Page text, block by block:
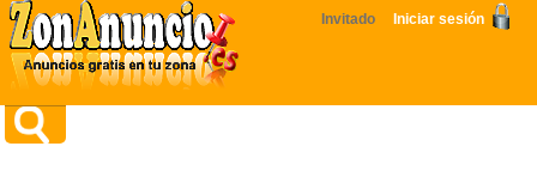
Invitado Iniciar sesión